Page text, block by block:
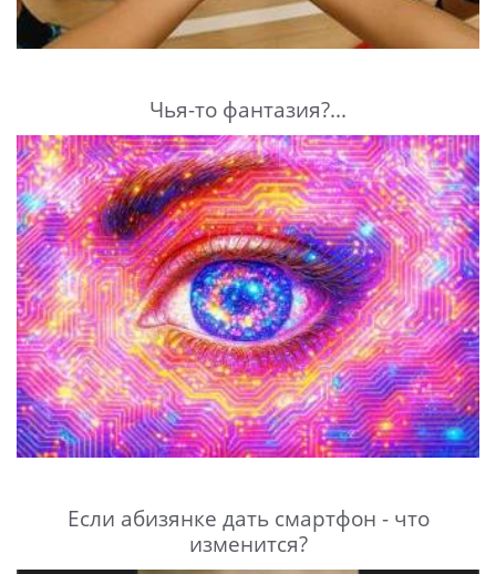
Чья-то фантазия?...
Если абизянке дать смартфон - что
изменится?